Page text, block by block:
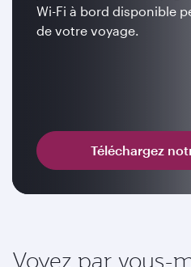
Wi-Fi à bord disponible
de votre voyage.
Téléchargez
Voyez par vous-